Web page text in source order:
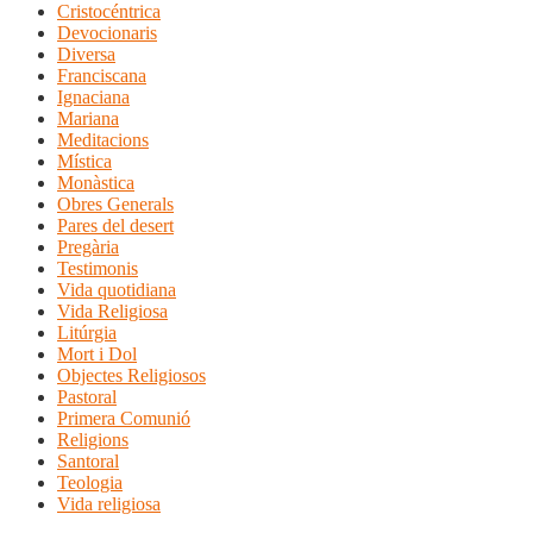
Cristocéntrica
Devocionaris
Diversa
Franciscana
Ignaciana
Mariana
Meditacions
Mística
Monàstica
Obres Generals
Pares del desert
Pregària
Testimonis
Vida quotidiana
Vida Religiosa
Litúrgia
Mort i Dol
Objectes Religiosos
Pastoral
Primera Comunió
Religions
Santoral
Teologia
Vida religiosa